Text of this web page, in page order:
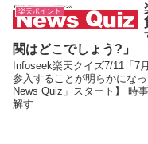
楽天ポイント
関はどこでしょう?」
Infoseek楽天クイズ7/11「7
参入することが明らかにな
News Quiz」スタート】 時
解す...